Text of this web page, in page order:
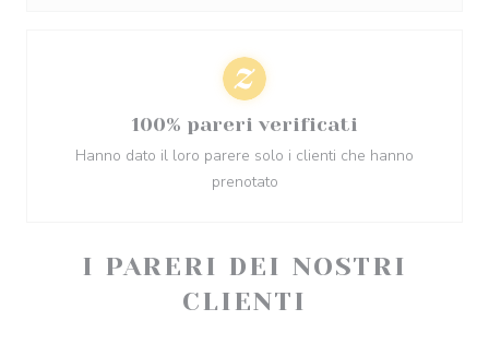
I PARERI DEI NOSTRI
CLIENTI
100% pareri verificati
Hanno dato il loro parere solo i clienti che hanno
prenotato